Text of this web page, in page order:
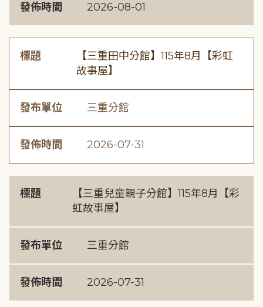
發佈時間 2026-08-01
標題
【三重田中分館】115年8月【彩虹
故事屋】
發布單位 三重分館
發佈時間 2026-07-31
標題
【三重兒童親子分館】115年8月【彩
虹故事屋】
發布單位 三重分館
發佈時間 2026-07-31